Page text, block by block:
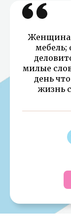
Женщина
мебель;
милые
день
жизнь